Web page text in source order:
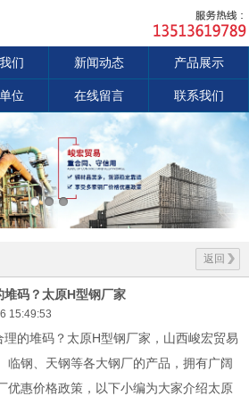
们 新闻动态 产品展示
位 在线留言 联系我们
返回
码？太原H型钢厂家
15:49:53
理的堆码？太原H型钢厂家，山西峻宏贸易
临钢、天钢等各大钢厂的产品，拥有广阔
优惠价格政策，以下小编为大家介绍太原